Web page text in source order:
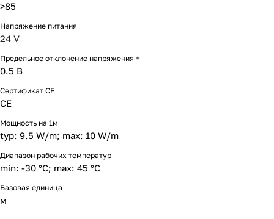
>85
Напряжение питания
24 V
Предельное отклонение напряжения ±
0.5 В
Сертификат CE
CE
Мощность на 1м
typ: 9.5 W/m; max: 10 W/m
Диапазон рабочих температур
min: -30 °C; max: 45 °C
Базовая единица
м